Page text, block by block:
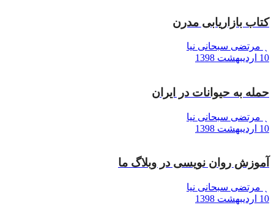
کتاب بازاریابی مدرن
مرتضی سبحانی نیا
10 اردیبهشت 1398
حمله به حیوانات در ایران
مرتضی سبحانی نیا
10 اردیبهشت 1398
آموزش روان نویسی در وبلاگ ما
مرتضی سبحانی نیا
10 اردیبهشت 1398